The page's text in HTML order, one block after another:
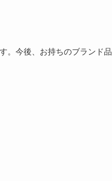
。今後、お持ちのブランド品